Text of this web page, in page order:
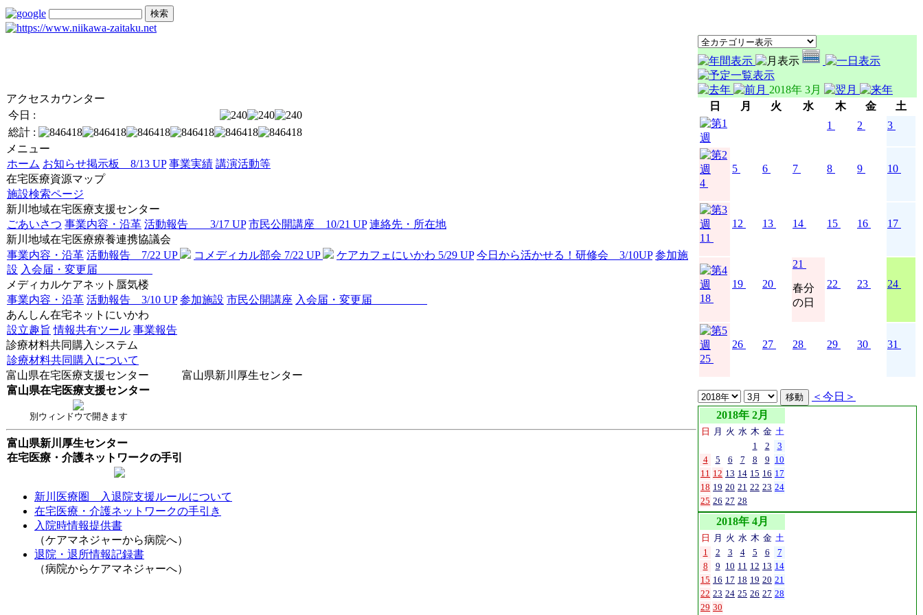
アクセスカウンター
今日 :
総計 :
メニュー
ホーム お知らせ掲示板 8/13 UP 事業実績 講演活動等
在宅医療資源マップ
施設検索ページ
新川地域在宅医療支援センター
ごあいさつ 事業内容・沿革 活動報告 3/17 UP 市民公開講座 10/21 UP 連絡先・所在地
新川地域在宅医療療養連携協議会
事業内容・沿革 活動報告 7/22 UP コメディカル部会 7/22 UP ケアカフェにいかわ 5/29 UP 今日から活かせる！研修会 3/10UP 参加施
設 入会届・変更届
メディカルケアネット蜃気楼
事業内容・沿革 活動報告 3/10 UP 参加施設 市民公開講座 入会届・変更届
あんしん在宅ネットにいかわ
設立趣旨 情報共有ツール 事業報告
診療材料共同購入システム
診療材料共同購入について
富山県在宅医療支援センター 富山県新川厚生センター
富山県在宅医療支援センター
別ウィンドウで開きます
富山県新川厚生センター
在宅医療・介護ネットワークの手引
新川医療圏 入退院支援ルールについて
在宅医療・介護ネットワークの手引き
入院時情報提供書
（ケアマネジャーから病院へ）
退院・退所情報記録書
（病院からケアマネジャーへ）
2018年 3月
日
月 火 水 木 金
土
1
2 3
4
5 6 7 8 9 10
11
12 13 14 15 16 17
18
19 20
21
春分
の日
22 23 24
25
26 27 28 29 30 31
＜今日＞
2018年 2月
日 月 火 水 木 金 土
1
2
3
4
5 6 7 8 9 10
11 12 13 14 15 16 17
18 19 20 21 22 23 24
25 26 27 28
2018年 4月
日 月 火 水 木 金 土
1
2 3 4 5 6
7
8
9 10 11 12 13 14
15 16 17 18 19 20 21
22 23 24 25 26 27 28
29 30